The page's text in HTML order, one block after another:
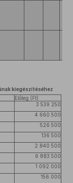
kiegészítéséhez
Előleg (Ft)
3 539 250
4 660 500
526 500
136 500
2 840 500
6 883 500
1 092 000
156 000